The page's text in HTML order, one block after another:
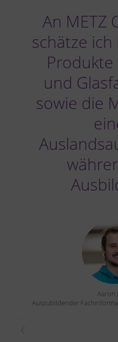
An METZ
schätze
Produkte
und
sowie die
Aaron
Auszubildender